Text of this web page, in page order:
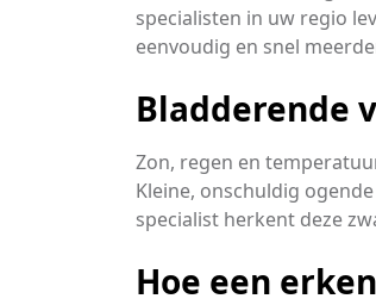
specialisten in uw regio
eenvoudig en snel
Bladderende
Zon, regen en
Kleine, onschuldig
specialist herkent deze
Hoe een